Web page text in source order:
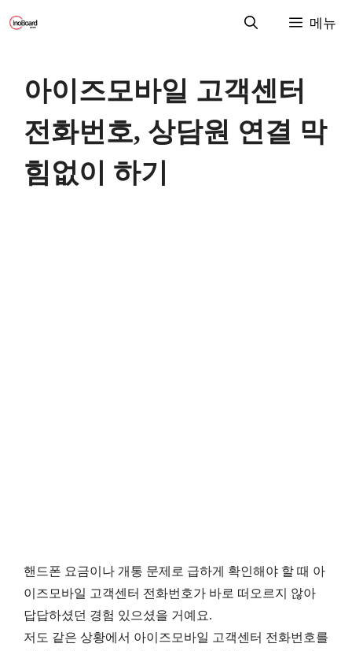
텐
메뉴
아이즈모바일 고객센터
전화번호, 상담원 연결 막
힘없이 하기
핸드폰 요금이나 개통 문제로 급하게 확인해야 할 때 아
이즈모바일 고객센터 전화번호가 바로 떠오르지 않아
답답하셨던 경험 있으셨을 거예요.
저도 같은 상황에서 아이즈모바일 고객센터 전화번호를